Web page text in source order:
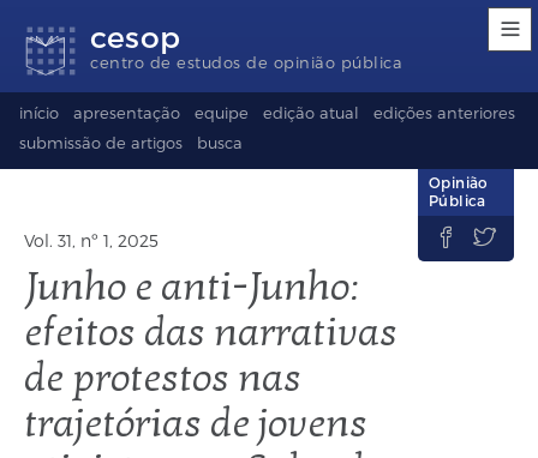
acessibilidade
para
conteúdo
para
rodapé
idioma
(Language
selection)
cesop
centro de estudos de opinião pública
início apresentação equipe edição atual
edições anteriores
submissão de artigos
busca
Vol. 31, nº 1, 2025
Junho e anti-Junho:
efeitos das narrativas
de protestos nas
trajetórias de jovens
Opinião
Pública
 